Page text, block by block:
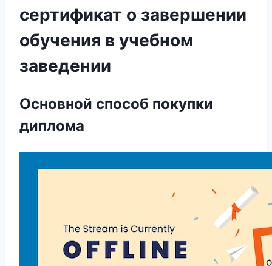
сертификат о завершении
обучения в учебном
заведении
Основной способ покупки
диплома